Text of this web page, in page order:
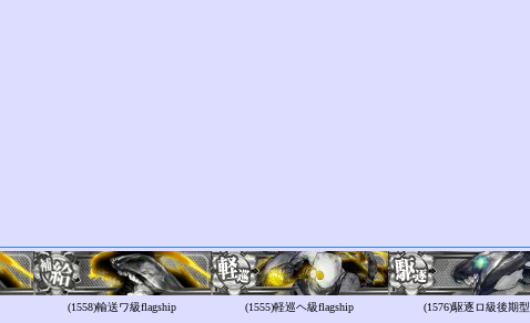
(1558)輸送ワ級flagship (1555)軽巡ヘ級flagship (1576)駆逐ロ級後期型